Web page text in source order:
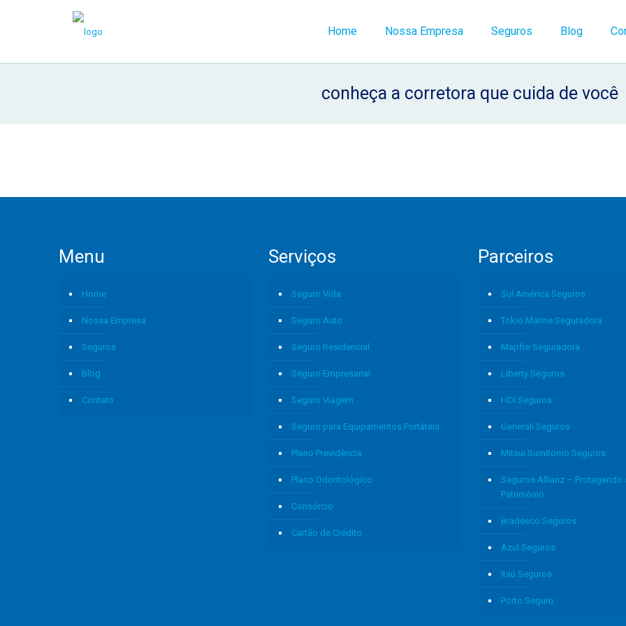
Home Nossa Empresa Seguros Blog
conheça a corretora que cuida de você
Menu
Home
Nossa Empresa
Seguros
Blog
Contato
Serviços
Seguro Vida
Seguro Auto
Seguro Residencial
Seguro Empresarial
Seguro Viagem
Seguro para Equipamentos Portáteis
Plano Previdência
Plano Odontológico
Consórcio
Cartão de Crédito
Parceiros
Sul América Seguros
Tokio Marine Seguradora
Mapfre Seguradora
Liberty Seguros
HDI Seguros
Generali Seguros
Mitsui Sumitomo Seguros
Seguros Allianz – Protegendo
Patrimônio
Bradesco Seguros
Azul Seguros
Itaú Seguros
Porto Seguro